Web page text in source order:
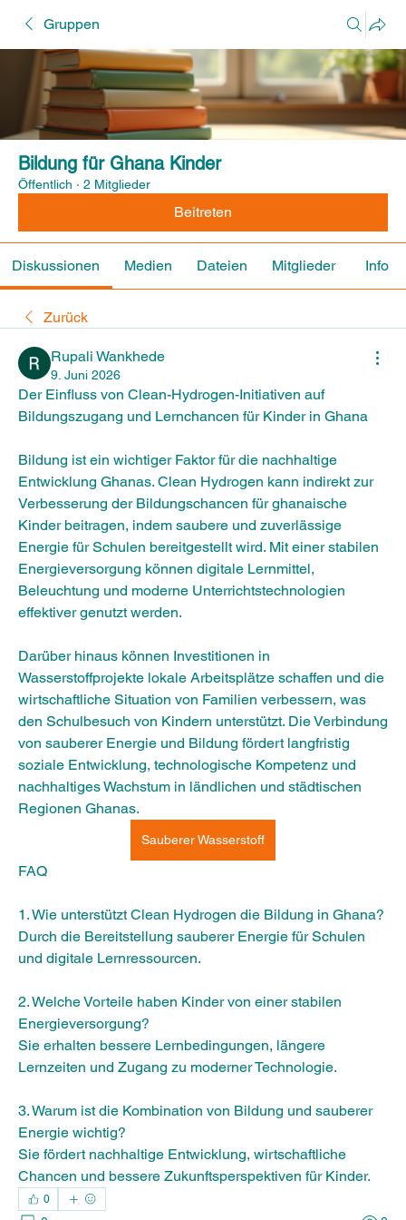
Gruppen
Bildung für Ghana Kinder
Öffentlich · 2 Mitglieder
Beitreten
Diskussionen Medien Dateien Mitglieder Info
Zurück
Rupali Wankhede
9. Juni 2026
Der Einfluss von Clean-Hydrogen-Initiativen auf
Bildungszugang und Lernchancen für Kinder in Ghana
Bildung ist ein wichtiger Faktor für die nachhaltige
Entwicklung Ghanas. Clean Hydrogen kann indirekt zur
Verbesserung der Bildungschancen für ghanaische
Kinder beitragen, indem saubere und zuverlässige
Energie für Schulen bereitgestellt wird. Mit einer stabilen
Energieversorgung können digitale Lernmittel,
Beleuchtung und moderne Unterrichtstechnologien
effektiver genutzt werden.
Darüber hinaus können Investitionen in
Wasserstoffprojekte lokale Arbeitsplätze schaffen und die
wirtschaftliche Situation von Familien verbessern, was
den Schulbesuch von Kindern unterstützt. Die Verbindung
von sauberer Energie und Bildung fördert langfristig
soziale Entwicklung, technologische Kompetenz und
nachhaltiges Wachstum in ländlichen und städtischen
Regionen Ghanas.
Sauberer Wasserstoff
FAQ
1. Wie unterstützt Clean Hydrogen die Bildung in Ghana?
Durch die Bereitstellung sauberer Energie für Schulen
und digitale Lernressourcen.
2. Welche Vorteile haben Kinder von einer stabilen
Energieversorgung?
Sie erhalten bessere Lernbedingungen, längere
Lernzeiten und Zugang zu moderner Technologie.
3. Warum ist die Kombination von Bildung und sauberer
Energie wichtig?
Sie fördert nachhaltige Entwicklung, wirtschaftliche
Chancen und bessere Zukunftsperspektiven für Kinder.
0